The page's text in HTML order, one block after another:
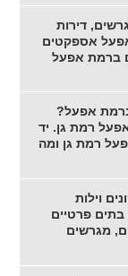
דירות
אספקטים
ברמת אפעל
ברמת אפעל?
רמת גן. יד
רמת גן ומה
וילות
פרטיים
מגרשים